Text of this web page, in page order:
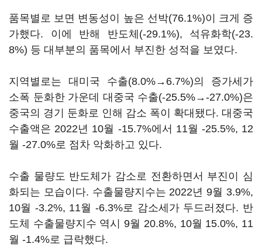
품목별로 보면 변동성이 높은 선박(76.1%)이 크게 증
가했다. 이에 반해 반도체(-29.1%), 석유화학(-23.
8%) 등 대부분의 품목에서 부진한 성적을 보였다.
지역별로는 대미국 수출(8.0%→6.7%)의 증가세가
소폭 둔화한 가운데 대중국 수출(-25.5%→-27.0%)은
중국의 경기 둔화로 인해 감소 폭이 확대됐다. 대중국
수출액은 2022년 10월 -15.7%에서 11월 -25.5%, 12
월 -27.0%로 점차 악화하고 있다.
수출 물량도 반도체가 감소로 전환하면서 부진이 심
화되는 모습이다. 수출물량지수는 2022년 9월 3.9%,
10월 -3.2%, 11월 -6.3%로 감소세가 두드러졌다. 반
도체 수출물량지수 역시 9월 20.8%, 10월 15.0%, 11
월 -1.4%로 급락했다.